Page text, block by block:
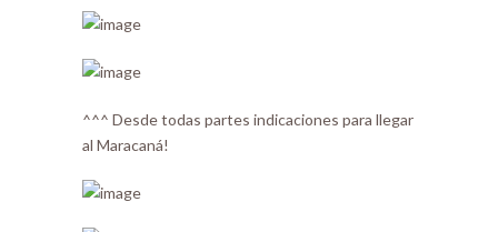
^^^ Desde todas partes indicaciones para llegar
al Maracaná!